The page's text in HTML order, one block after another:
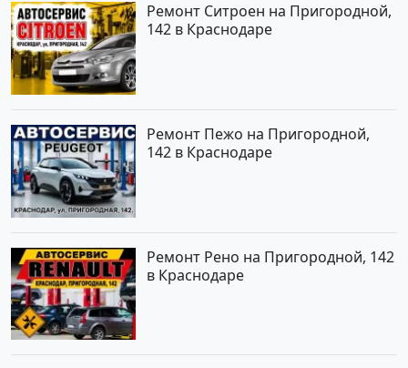
Ремонт Ситроен на Пригородной,
142 в Краснодаре
Ремонт Пежо на Пригородной,
142 в Краснодаре
Ремонт Рено на Пригородной, 142
в Краснодаре